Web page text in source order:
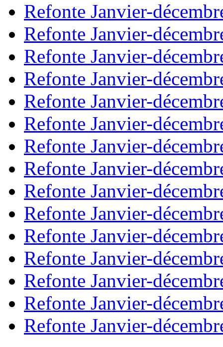
Refonte Janvier-
Refonte Janvier-
Refonte Janvier-
Refonte Janvier-
Refonte Janvier-
Refonte Janvier-
Refonte Janvier-
Refonte Janvier-
Refonte Janvier-
Refonte Janvier-
Refonte Janvier-
Refonte Janvier-
Refonte Janvier-
Refonte Janvier-
Refonte Janvier-